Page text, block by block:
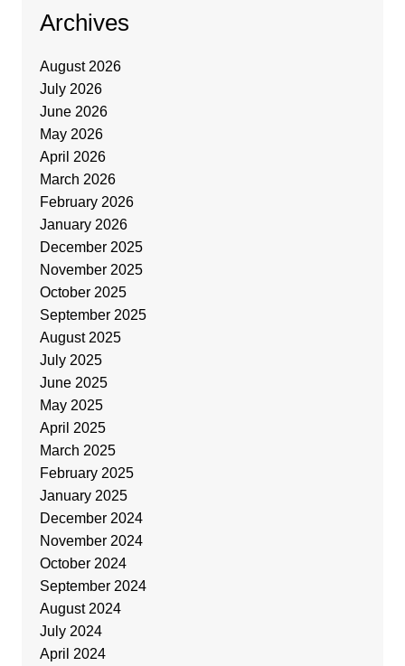
Archives
August 2026
July 2026
June 2026
May 2026
April 2026
March 2026
February 2026
January 2026
December 2025
November 2025
October 2025
September 2025
August 2025
July 2025
June 2025
May 2025
April 2025
March 2025
February 2025
January 2025
December 2024
November 2024
October 2024
September 2024
August 2024
July 2024
April 2024